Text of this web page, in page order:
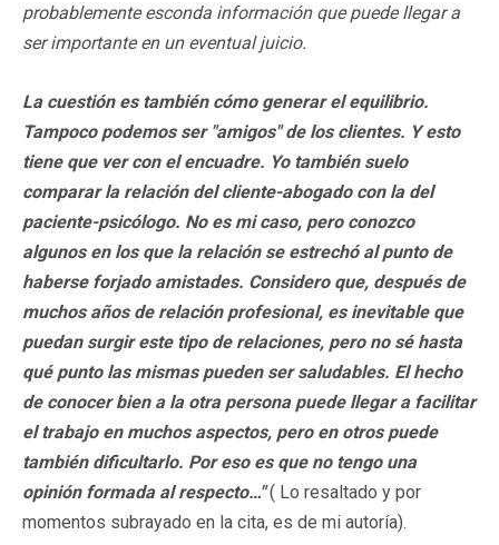
probablemente esconda información que puede llegar a
ser importante en un eventual juicio.
La cuestión es también cómo generar el equilibrio.
Tampoco podemos ser "amigos" de los clientes. Y esto
tiene que ver con el encuadre. Yo también suelo
comparar la relación del cliente-abogado con la del
paciente-psicólogo. No es mi caso, pero conozco
algunos en los que la relación se estrechó al punto de
haberse forjado amistades. Considero que, después de
muchos años de relación profesional, es inevitable que
puedan surgir este tipo de relaciones, pero no sé hasta
qué punto las mismas pueden ser saludables. El hecho
de conocer bien a la otra persona puede llegar a facilitar
el trabajo en muchos aspectos, pero en otros puede
también dificultarlo. Por eso es que no tengo una
opinión formada al respecto…"( Lo resaltado y por
momentos subrayado en la cita, es de mi autoría).